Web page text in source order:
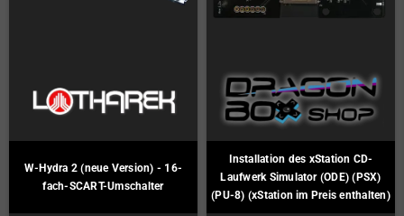
W-Hydra 2 (neue Version) - 16-
fach-SCART-Umschalter
Installation des xStation CD-
Laufwerk Simulator (ODE) (PSX)
(PU-8) (xStation im Preis enthalten)